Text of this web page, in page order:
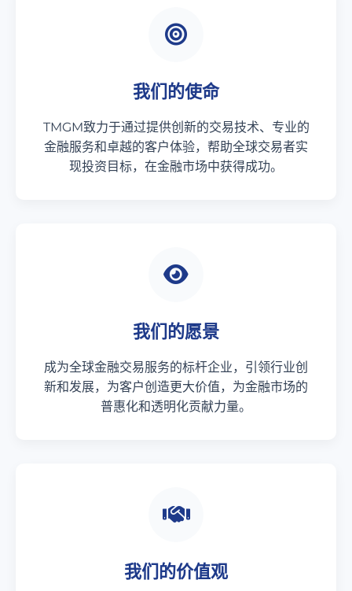
我们的使命
TMGM致力于通过提供创新的交易技术、专业的
金融服务和卓越的客户体验，帮助全球交易者实
现投资目标，在金融市场中获得成功。
我们的愿景
成为全球金融交易服务的标杆企业，引领行业创
新和发展，为客户创造更大价值，为金融市场的
普惠化和透明化贡献力量。
我们的价值观